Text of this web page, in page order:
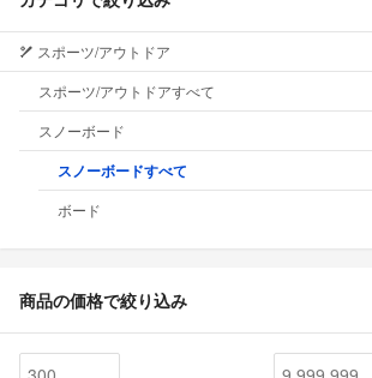
スポーツ/アウトドア
スポーツ/アウトドアすべて
スノーボード
スノーボードすべて
ボード
商品の価格で絞り込み